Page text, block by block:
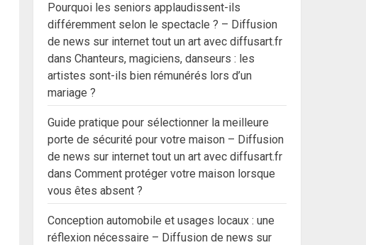
Pourquoi les seniors applaudissent-ils
différemment selon le spectacle ? – Diffusion
de news sur internet tout un art avec diffusart.fr
dansChanteurs, magiciens, danseurs : les
artistes sont-ils bien rémunérés lors d’un
mariage ?
Guide pratique pour sélectionner la meilleure
porte de sécurité pour votre maison – Diffusion
de news sur internet tout un art avec diffusart.fr
dansComment protéger votre maison lorsque
vous êtes absent ?
Conception automobile et usages locaux : une
réflexion nécessaire – Diffusion de news sur